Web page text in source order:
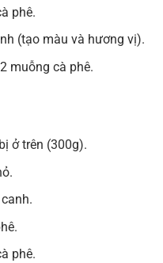
phê.
(tạo màu và hương vị).
muỗng cà phê.
ở trên (300g).
phê.